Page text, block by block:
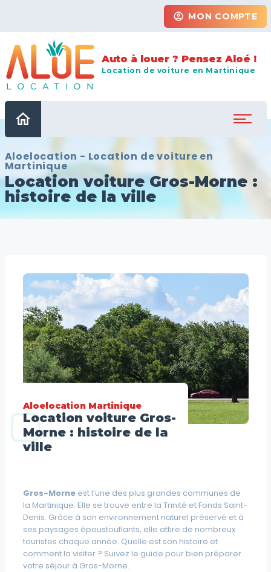
account_circle MON COMPTE
Auto à louer ? Pensez Aloé !
Location de voiture en Martinique
home
Aloelocation - Location de voiture en
Martinique
Location voiture Gros-Morne :
histoire de la ville
Aloelocation Martinique
Location voiture Gros-
Morne : histoire de la
ville
Gros-Morneest l’une des plus grandes communes de
la Martinique. Elle se trouve entre la Trinité et Fonds Saint-
Denis. Grâce à son environnement naturel préservé et à
ses paysages époustouflants, elle attire de nombreux
touristes chaque année. Quelle est son histoire et
comment la visiter ? Suivez le guide pour bien préparer
votre séjour à Gros-Morne.